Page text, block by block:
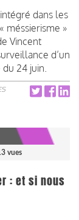
dans les
méssierisme »
Vincent
d’un
24 juin.
vues
: et si nous